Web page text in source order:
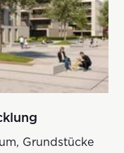
Grundstücke